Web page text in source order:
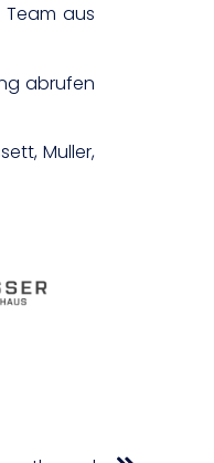
Team aus
abrufen
Muller,